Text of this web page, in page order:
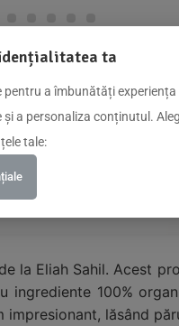
la Eliah Sahil. Acest
100%
lăsând
ta
a îmbunătăți experiența
a personaliza conținutul.
tale: